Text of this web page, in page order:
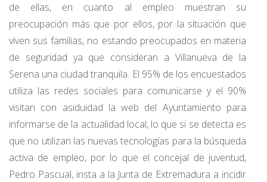
de ellas, en cuanto al empleo muestran su
preocupación más que por ellos, por la situación que
viven sus familias, no estando preocupados en materia
de seguridad ya que consideran a Villanueva de la
Serena una ciudad tranquila. El 95% de los encuestados
utiliza las redes sociales para comunicarse y el 90%
visitan con asiduidad la web del Ayuntamiento para
informarse de la actualidad local, lo que si se detecta es
que no utilizan las nuevas tecnologías para la búsqueda
activa de empleo, por lo que el concejal de juventud,
Pedro Pascual, insta a la Junta de Extremadura a incidir